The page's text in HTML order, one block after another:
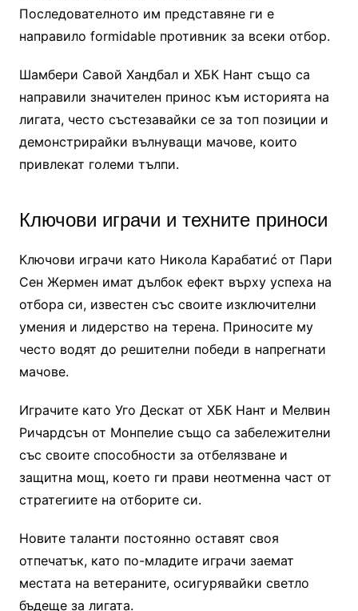
Последователното им представяне ги е
направило formidable противник за всеки отбор.
Шамбери Савой Хандбал и ХБК Нант също са
направили значителен принос към историята на
лигата, често състезавайки се за топ позиции и
демонстрирайки вълнуващи мачове, които
привлекат големи тълпи.
Ключови играчи и техните приноси
Ключови играчи като Никола Карабатиć от Пари
Сен Жермен имат дълбок ефект върху успеха на
отбора си, известен със своите изключителни
умения и лидерство на терена. Приносите му
често водят до решителни победи в напрегнати
мачове.
Играчите като Уго Дескат от ХБК Нант и Мелвин
Ричардсън от Монпелие също са забележителни
със своите способности за отбелязване и
защитна мощ, което ги прави неотменна част от
стратегиите на отборите си.
Новите таланти постоянно оставят своя
отпечатък, като по-младите играчи заемат
местата на ветераните, осигурявайки светло
бъдеще за лигата.